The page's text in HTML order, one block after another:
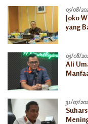
05/08/
Joko
yang
03/08/
Ali
31/07/